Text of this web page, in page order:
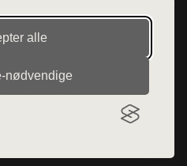
alle
der udgiver en række
af forskellige produkter fra
ikke varer fra denne side - vi
varen. Vi har heller ikke